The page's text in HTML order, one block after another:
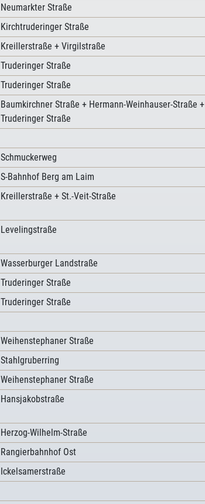
Neumarkter Straße
Kirchtruderinger Straße
Kreillerstraße + Virgilstraße
Truderinger Straße
Truderinger Straße
Baumkirchner Straße + Hermann-Weinhauser-Straße +
Truderinger Straße
Schmuckerweg
S-Bahnhof Berg am Laim
Kreillerstraße + St.-Veit-Straße
Levelingstraße
Wasserburger Landstraße
Truderinger Straße
Truderinger Straße
Weihenstephaner Straße
Stahlgruberring
Weihenstephaner Straße
Hansjakobstraße
Herzog-Wilhelm-Straße
Rangierbahnhof Ost
Ickelsamerstraße